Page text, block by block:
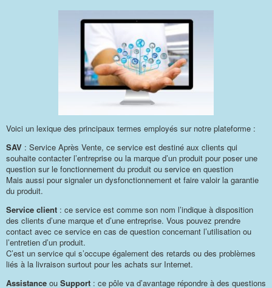
Voici un lexique des principaux termes employés sur notre plateforme :
SAV : Service Après Vente, ce service est destiné aux clients qui
souhaite contacter l’entreprise ou la marque d’un produit pour poser une
question sur le fonctionnement du produit ou service en question
Mais aussi pour signaler un dysfonctionnement et faire valoir la garantie
du produit.
Service client : ce service est comme son nom l’indique à disposition
des clients d’une marque et d’une entreprise. Vous pouvez prendre
contact avec ce service en cas de question concernant l’utilisation ou
l’entretien d’un produit.
C’est un service qui s’occupe également des retards ou des problèmes
liés à la livraison surtout pour les achats sur Internet.
Assistance ou Support : ce pôle va d’avantage répondre à des questions